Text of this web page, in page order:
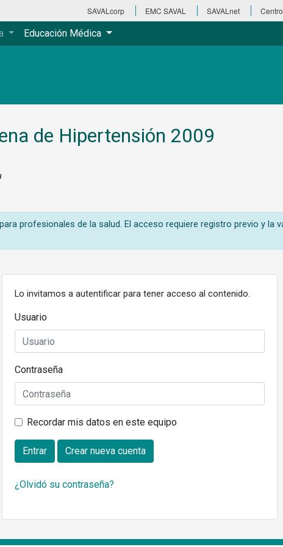
SAVALcorp EMC SAVAL SAVALnet Centro
Educación Médica
de Hipertensión 2009
profesionales de la salud. El acceso requiere registro previo y la
Lo invitamos a autentificar para tener acceso al contenido.
Usuario
Contraseña
Recordar mis datos en este equipo
Entrar Crear nueva cuenta
¿Olvidó su contraseña?